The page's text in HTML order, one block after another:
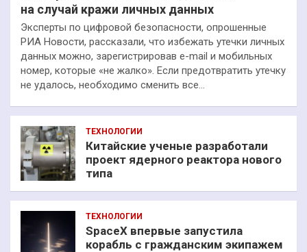
на случай кражи личных данных
Эксперты по цифровой безопасности, опрошенные
РИА Новости, рассказали, что избежать утечки личных
данных можно, зарегистрировав e-mail и мобильных
номер, которые «не жалко». Если предотвратить утечку
не удалось, необходимо сменить все…
ТЕХНОЛОГИИ
Китайские ученые разработали
проект ядерного реактора нового
типа
ТЕХНОЛОГИИ
SpaceX впервые запустила
корабль с гражданским экипажем